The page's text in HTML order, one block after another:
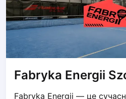
Gdansk
Gdynia
Grudziądz
Katowice
Katowice Area
Kościerzyna
Fabryka Energii
Fabryka Energii — це